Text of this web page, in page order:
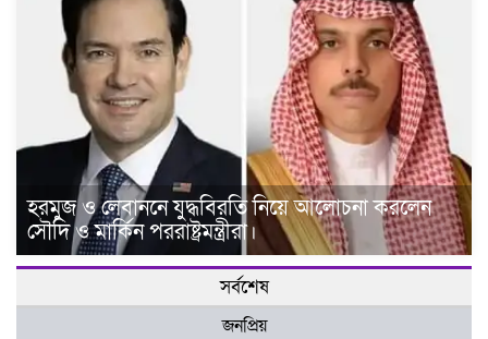
হরমুজ ও লেবাননে যুদ্ধবিরতি নিয়ে আলোচনা করলেন
সৌদি ও মার্কিন পররাষ্ট্রমন্ত্রীরা।
সর্বশেষ
জনপ্রিয়